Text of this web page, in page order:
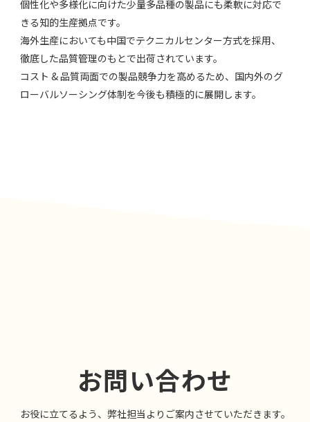
個性化や多様化に向けた少量多品種の製品にも柔軟に対応で
きる知的⽣産拠点です。
海外生産においても中国でテクニカルセンター方式を採⽤、
徹底した品質管理のもとで出荷されています。
コスト & 品質両⾯での製品競争⼒を⾼めるため、国内外のグ
ローバルソーシング体制を今後も積極的に展開します。
お問い合わせ
お役に⽴てるよう、弊社担当よりご案内させていただきます。